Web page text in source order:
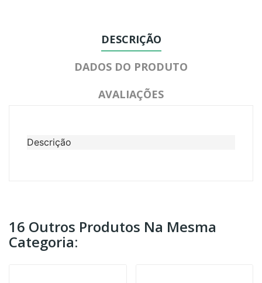
DESCRIÇÃO
DADOS DO PRODUTO
AVALIAÇÕES
Descrição
16 Outros Produtos Na Mesma
Categoria: